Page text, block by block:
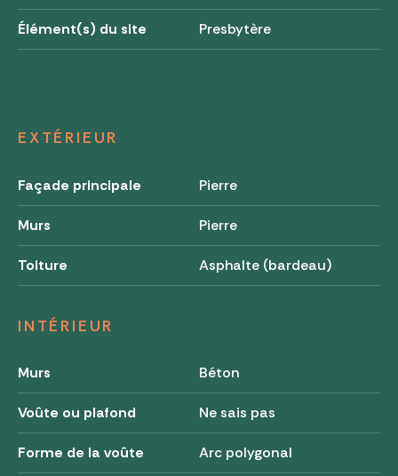
Élément(s) du site Presbytère
EXTÉRIEUR
Façade principale Pierre
Murs Pierre
Toiture Asphalte (bardeau)
INTÉRIEUR
Murs Béton
Voûte ou plafond Ne sais pas
Forme de la voûte Arc polygonal